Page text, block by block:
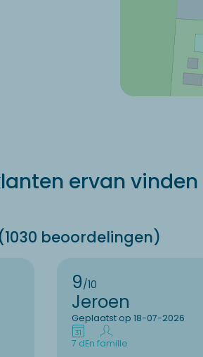
ervan vinden
beoordelingen)
9/10
Jeroen
Geplaatst op 18-07-2026
7 dEn famille